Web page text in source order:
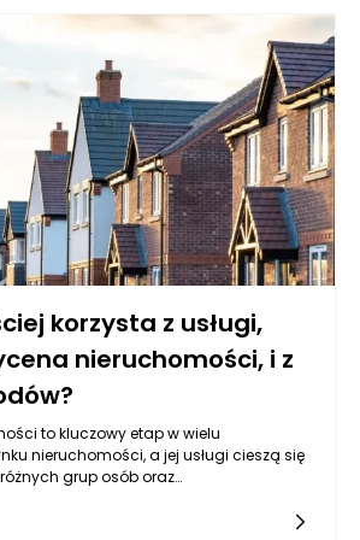
badań i analiz poświęca uwagę zarówno
jak i szkodliwości płynów do
zawierających alkohol.
korzysta z usługi,
nieruchomości, i z
to kluczowy etap w wielu
nieruchomości, a jej usługi cieszą się
grup osób oraz
sprzedający, inwestorzy, banki oraz